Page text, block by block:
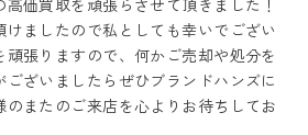
価買取を頑張らさせて頂きました！
けましたので私としても幸いでござい
頑張りますので、何かご売却や処分を
ざいましたらぜひブランドハンズに
のまたのご来店を心よりお待ちしてお